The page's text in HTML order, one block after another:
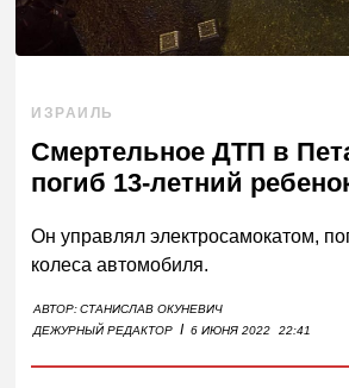
ИЗРАИЛЬ
Смертельное ДТП в
погиб 13-летний
Он управлял электросамокатом,
колеса автомобиля.
АВТОР:СТАНИСЛАВ ОКУНЕВИЧ
ДЕЖУРНЫЙ РЕДАКТОР I 6 ИЮНЯ 2022 22:41